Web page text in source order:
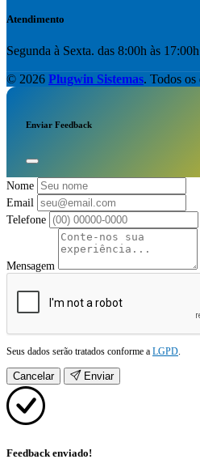
Atendimento
Segunda à Sexta. das 8:00h às 17:00h
© 2026 Plugwin Sistemas. Todos os
Enviar Feedback
Nome
Email
Telefone
Mensagem
Seus dados serão tratados conforme a LGPD
Cancelar Enviar
Feedback enviado!